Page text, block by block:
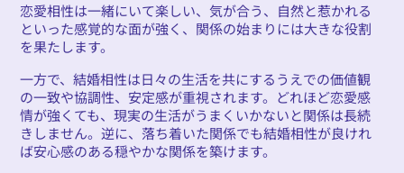
恋愛相性は一緒にいて楽しい、気が合う、自然と惹かれる
といった感覚的な面が強く、関係の始まりには大きな役割
を果たします。
一方で、結婚相性は日々の生活を共にするうえでの価値観
の一致や協調性、安定感が重視されます。どれほど恋愛感
情が強くても、現実の生活がうまくいかないと関係は長続
きしません。逆に、落ち着いた関係でも結婚相性が良けれ
ば安心感のある穏やかな関係を築けます。